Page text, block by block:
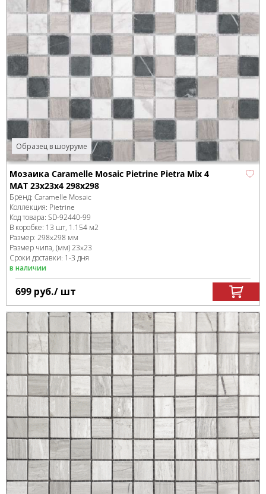
Образец в шоуруме
Мозаика Caramelle Mosaic Pietrine Pietra Mix 4
MAT 23x23x4 298x298
Бренд: Caramelle Mosaic
Коллекция: Pietrine
Код товара: SD-92440-99
В коробке: 13 шт, 1.154 м2
Размер: 298x298 мм
Размер чипа, (мм)23x23
Сроки доставки: 1-3 дня
в наличии
699 руб./ шт